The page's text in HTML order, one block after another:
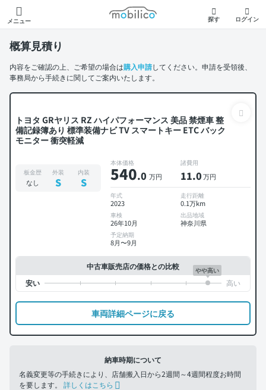
メニュー
モビリコ
探す ログイン
概算見積り
内容をご確認の上、ご希望の場合は購入申請してください。申請を受領後、
事務局から手続きに関してご案内いたします。
トヨタ GRヤリス RZ ハイパフォーマンス 美品 禁煙車 整
備記録簿あり 標準装備ナビ TV スマートキー ETC バック
モニター 衝突軽減
板金歴
なし
外装
S
内装
S
本体価格
540.0 万円
諸費用
11.0万円
年式
2023
走行距離
0.1万km
車検
26年10月
出品地域
神奈川県
予定納期
8月〜9月
中古車販売店の価格との比較 やや高い
車両詳細ページに戻る
納車時期について
名義変更等の手続きにより、店舗搬入日から2週間～4週間程度お時間
を要します。 詳しくはこちら